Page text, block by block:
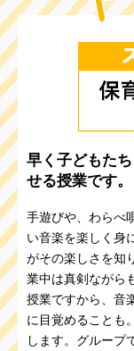
早く子どもた
せる授業です。
手遊びや、わらべ
い音楽を楽しく身
がその楽しさを知
業中は真剣ながら
授業ですから、音
に目覚めることも
します。グループ